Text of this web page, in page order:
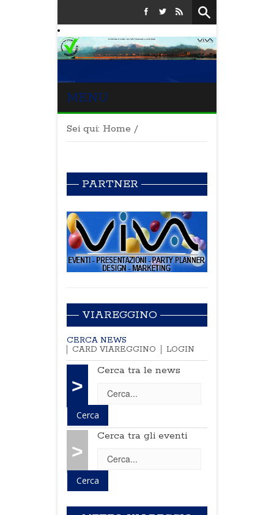
MENU
Sei qui: Home /
PARTNER
VIAREGGINO
CERCA NEWS
CARD VIAREGGINO
LOGIN
>
Cerca tra le news
>
Cerca tra gli eventi